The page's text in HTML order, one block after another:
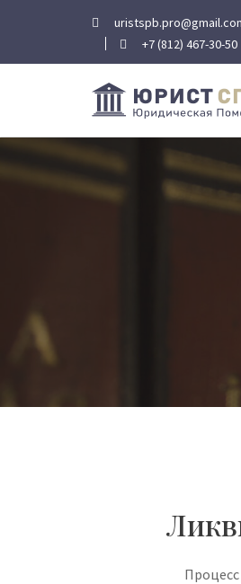
+7 (812) 467-30-50